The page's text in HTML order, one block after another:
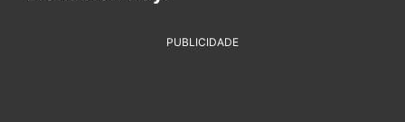
PUBLICIDADE